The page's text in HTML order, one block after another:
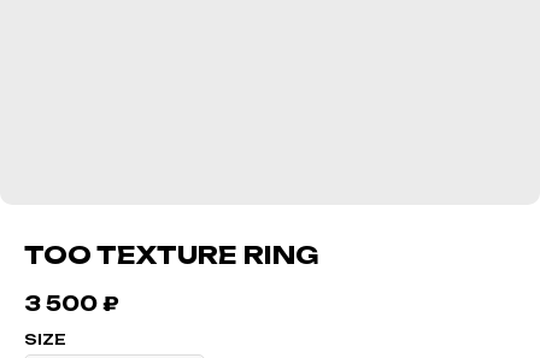
TOO TEXTURE RING
3 500 ₽
SIZE